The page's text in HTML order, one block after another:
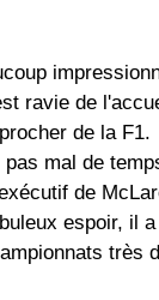
ravie de
de la F1.
pas mal de
de
espoir, il
très